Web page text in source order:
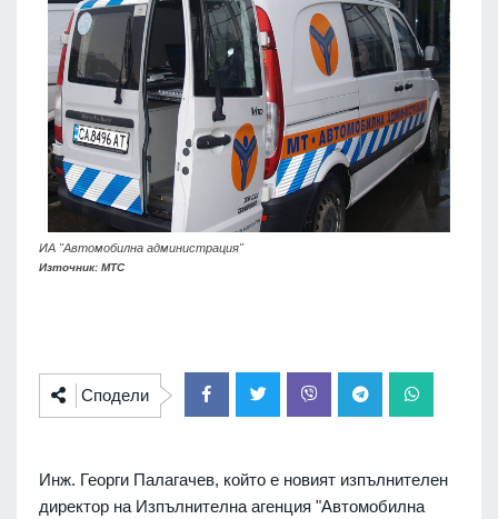
ИА "Автомобилна администрация"
Източник: МТС
Сподели
Инж. Георги Палагачев, който е новият изпълнителен
директор на Изпълнителна агенция "Автомобилна